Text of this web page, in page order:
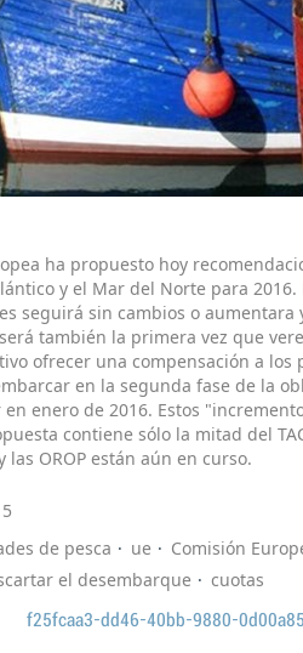
ha propuesto hoy
y el Mar del Norte para
seguirá sin cambios o aumentara
también la primera vez que
ofrecer una compensación a los
en la segunda fase de la
enero de 2016. Estos
contiene sólo la mitad del
las OROP están aún en curso.
de pesca
ue Comisión
el desembarque cuotas
f25fcaa3-dd46-40bb-9880-